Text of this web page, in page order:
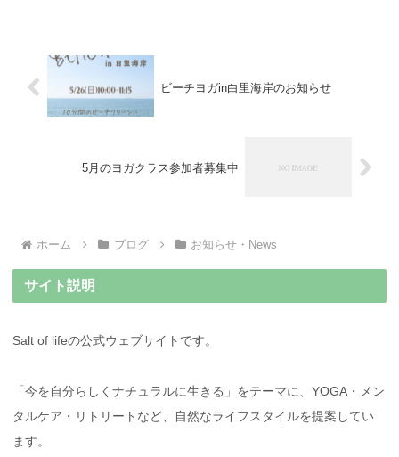
ビーチヨガin白里海岸のお知らせ
5月のヨガクラス参加者募集中
ホーム ブログ お知らせ・News
サイト説明
Salt of lifeの公式ウェブサイトです。
「今を自分らしくナチュラルに生きる」をテーマに、YOGA・メン
タルケア・リトリートなど、自然なライフスタイルを提案してい
ます。